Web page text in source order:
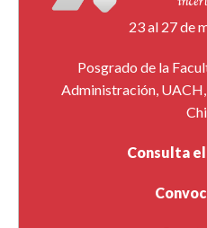
23 al 27 de
Posgrado de la
Administración, UACH,
Consulta